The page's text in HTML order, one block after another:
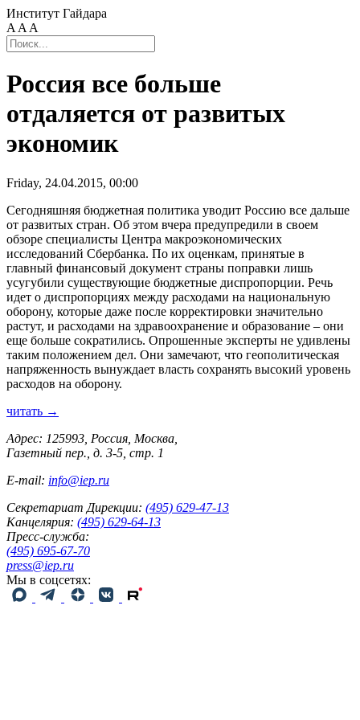
Институт Гайдара
A A A
Россия все больше
отдаляется от развитых
экономик
Friday, 24.04.2015, 00:00
Сегодняшняя бюджетная политика уводит Россию все дальше
от развитых стран. Об этом вчера предупредили в своем
обзоре специалисты Центра макроэкономических
исследований Сбербанка. По их оценкам, принятые в
главный финансовый документ страны поправки лишь
усугубили существующие бюджетные диспропорции. Речь
идет о диспропорциях между расходами на национальную
оборону, которые даже после корректировки значительно
растут, и расходами на здравоохранение и образование – они
еще больше сократились. Опрошенные эксперты не удивлены
таким положением дел. Они замечают, что геополитическая
напряженность вынуждает власть сохранять высокий уровень
расходов на оборону.
читать →
Адрес: 125993, Россия, Москва,
Газетный пер., д. 3-5, стр. 1
E-mail: info@iep.ru
Секретариат Дирекции: (495) 629-47-13
Канцелярия: (495) 629-64-13
Пресс-служба:
(495) 695-67-70
press@iep.ru
Мы в соцсетях: